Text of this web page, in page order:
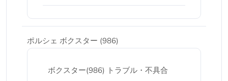
ポルシェ ボクスター (986)
ボクスター(986) トラブル・不具合